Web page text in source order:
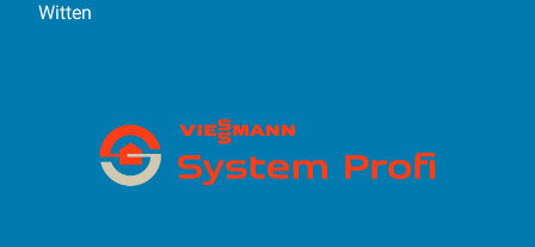
Witten